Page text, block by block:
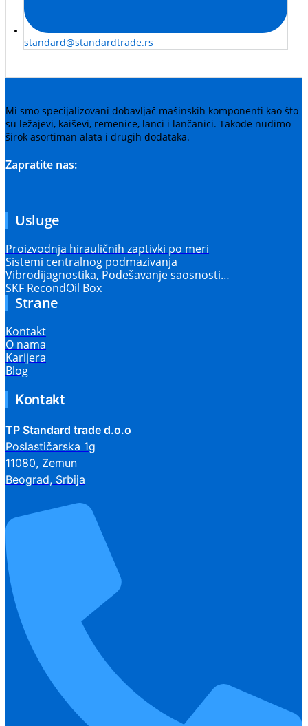
standard@standardtrade.rs
Mi smo specijalizovani dobavljač mašinskih komponenti kao što
su ležajevi, kaiševi, remenice, lanci i lančanici. Takođe nudimo
širok asortiman alata i drugih dodataka.
Zapratite nas:
Usluge
Proizvodnja hirauličnih zaptivki po meri
Sistemi centralnog podmazivanja
Vibrodijagnostika, Podešavanje saosnosti…
SKF RecondOil Box
Strane
Kontakt
O nama
Karijera
Blog
Kontakt
TP Standard trade d.o.o
Poslastičarska 1g
11080, Zemun
Beograd, Srbija